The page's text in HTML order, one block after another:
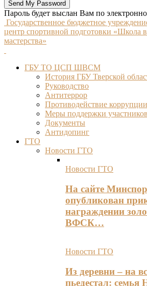
Пароль будет выслан Вам по
Государственное бюджетное
центр спортивной подготовки «Школа
мастерства»
ГБУ ТО ЦСП ШВСМ
История ГБУ Тверской
Руководство
Антитеррор
Противодействие коррупции
Меры поддержки
Документы
Антидопинг
ГТО
Новости ГТО
Новости ГТО
На сайте
опубликован
награждении
ВФСК…
Новости ГТО
Из деревни – на
пьедестал: